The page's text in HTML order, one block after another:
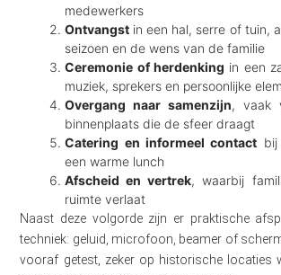
medewerkers
Ontvangst in een hal, serre of tuin,
seizoen en de wens van de familie
Ceremonie of herdenking in een
muziek, sprekers en persoonlijke
Overgang naar samenzijn, vaak
binnenplaats die de sfeer draagt
Catering en informeel contact
een warme lunch
Afscheid en vertrek, waarbij
ruimte verlaat
Naast deze volgorde zijn er praktische
techniek: geluid, microfoon, beamer of
vooraf getest, zeker op historische locaties